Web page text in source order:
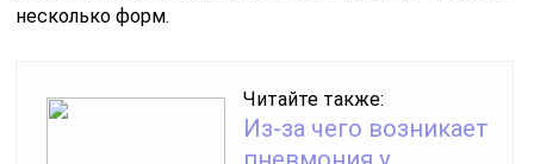
несколько форм.
Читайте также:
Из-за чего возникает